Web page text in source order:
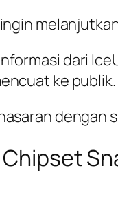
dari
ke publik.
dengan